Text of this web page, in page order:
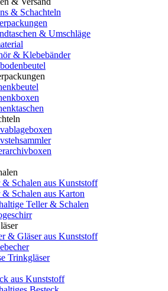
& Schachteln
& Umschläge
& Klebebänder
& Schalen aus Kunststoff
& Schalen aus Karton
Teller & Schalen
& Gläser aus Kunststoff
Trinkgläser
aus Kunststoff